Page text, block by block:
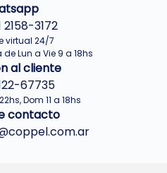
2158-3172
virtual 24/7
Lun a Vie 9 a 18hs
al cliente
67735
Dom 11 a 18hs
contacto